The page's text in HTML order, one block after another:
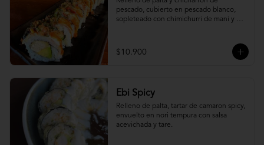
pescado, cubierto en pescado blanco,
sopleteado con chimichurri de mani y
$10.900
Ebi Spicy
Relleno de palta, tartar de camaron spicy,
envuelto en nori tempura con salsa
acevichada y tare.